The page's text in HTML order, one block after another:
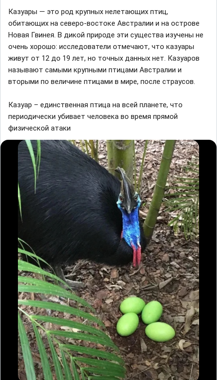
Казуары — это род крупных нелетающих птиц,
обитающих на северо-востоке Австралии и на острове
Новая Гвинея. В дикой природе эти существа изучены не
очень хорошо: исследователи отмечают, что казуары
живут от 12 до 19 лет, но точных данных нет. Казуаров
называют самыми крупными птицами Австралии и
вторыми по величине птицами в мире, после страусов.
Казуар – единственная птица на всей планете, что
периодически убивает человека во время прямой
физической атаки